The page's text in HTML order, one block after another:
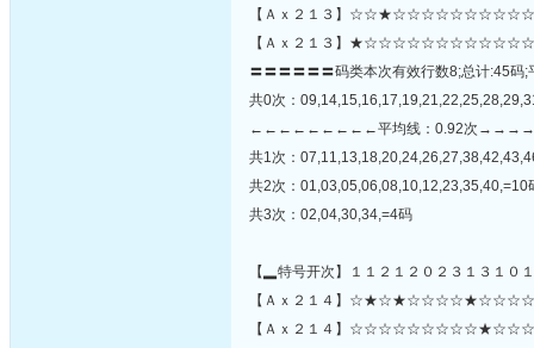
【Ａｘ２１３】
【Ａｘ２１３】
〓〓〓〓〓〓码类本次有效行数8;总计:45码
共0次：
←←←←←←←←←平均线：0.92次
共1次：
共2次：01,03,05,06,08,10,12,23,35,40,=10
共3次：02,04,30,34,=4码
【▂特号开次】１１２１２０２３１３１０
【Ａｘ２１４】
【Ａｘ２１４】